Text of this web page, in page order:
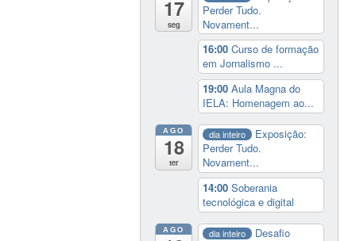
17
seg
Perder Tudo.
Novament...
16:00Curso de formação
em Jornalismo ...
19:00Aula Magna do
IELA: Homenagem ao...
AGO
18
ter
dia inteiro
Exposição:
Perder Tudo.
Novament...
14:00Soberania
tecnológica e digital
AGO dia inteiro
Desafio